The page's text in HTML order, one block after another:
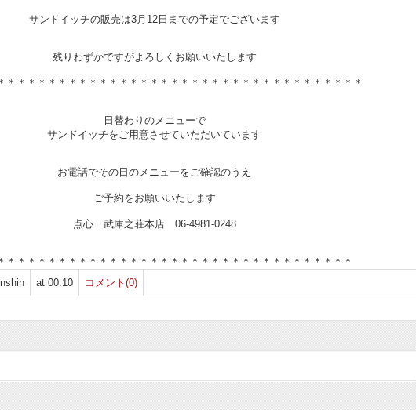
サンドイッチの販売は3月12日までの予定でございます
残りわずかですがよろしくお願いいたします
＊＊＊＊＊＊＊＊＊＊＊＊＊＊＊＊＊＊＊＊＊＊＊＊＊＊＊＊＊＊＊＊＊＊＊
日替わりのメニューで
サンドイッチをご用意させていただいています
お電話でその日のメニューをご確認のうえ
ご予約をお願いいたします
点心 武庫之荘本店 06-4981-0248
＊＊＊＊＊＊＊＊＊＊＊＊＊＊＊＊＊＊＊＊＊＊＊＊＊＊＊＊＊＊＊＊＊＊
at 00:10 コメント(0)